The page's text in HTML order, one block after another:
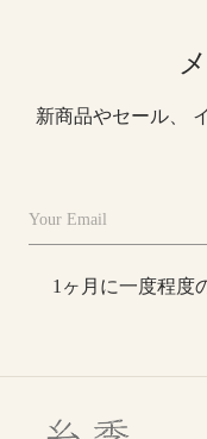
新商品やセール、
Your Email
1ヶ月に一度程度